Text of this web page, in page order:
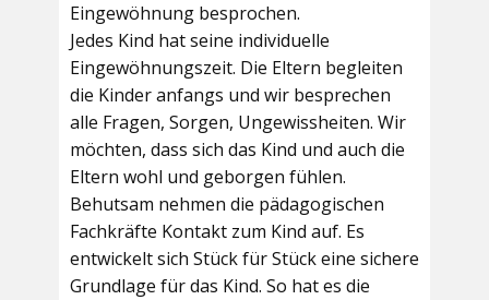
Eingewöhnung besprochen.
Jedes Kind hat seine individuelle
Eingewöhnungszeit. Die Eltern begleiten
die Kinder anfangs und wir besprechen
alle Fragen, Sorgen, Ungewissheiten. Wir
möchten, dass sich das Kind und auch die
Eltern wohl und geborgen fühlen.
Behutsam nehmen die pädagogischen
Fachkräfte Kontakt zum Kind auf. Es
entwickelt sich Stück für Stück eine sichere
Grundlage für das Kind. So hat es die